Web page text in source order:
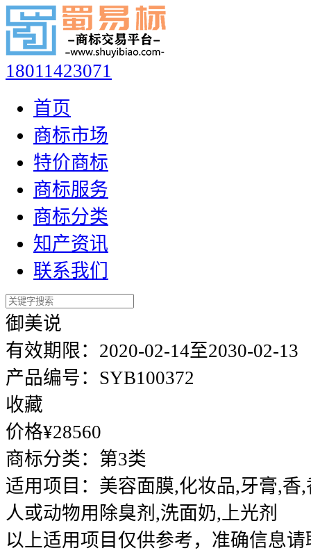
18011423071
首页
商标市场
特价商标
商标服务
商标分类
知产资讯
联系我们
御美说
有效期限： 2020-02-14至2030-02-13
产品编号： SYB100372
收藏
价格¥28560
商标分类： 第3类
适用项目： 美容面膜,化妆品,牙膏,香
人或动物用除臭剂,洗面奶,上光剂
以上适用项目仅供参考，准确信息